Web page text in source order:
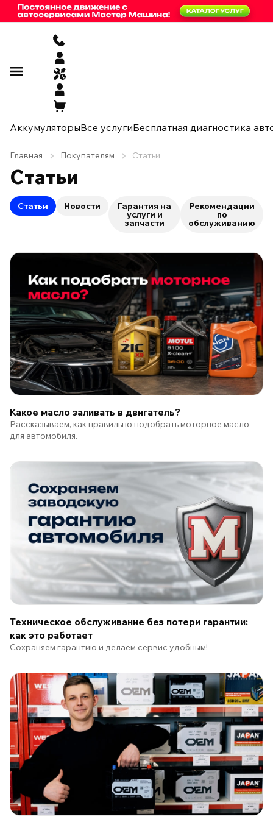
АккумуляторыВсе услугиБесплатная диагностика
Главная Покупателям Статьи
Статьи
Статьи Новости Гарантия на
услуги и
запчасти
Рекомендации
по
обслуживанию
Какое масло заливать в двигатель?
Рассказываем, как правильно подобрать моторное масло
для автомобиля.
Техническое обслуживание без потери гарантии:
как это работает
Сохраняем гарантию и делаем сервис удобным!